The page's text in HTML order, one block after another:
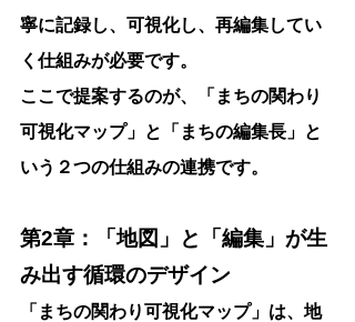
寧に記録し、可視化し、再編集してい
く仕組みが必要です。
ここで提案するのが、「まちの関わり
可視化マップ」と「まちの編集長」と
いう２つの仕組みの連携です。
第2章：「地図」と「編集」が生
み出す循環のデザイン
「まちの関わり可視化マップ」は、地